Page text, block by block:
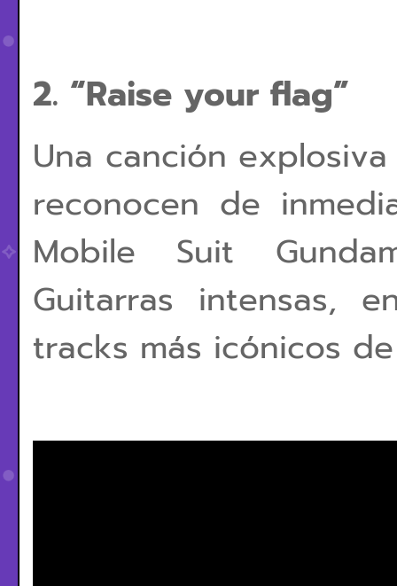
2. “Raise your flag”
Una canción
reconocen de
Mobile Suit
Guitarras intensas,
tracks más icónicos